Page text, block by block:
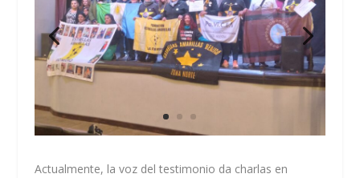
Actualmente, la voz del testimonio da charlas en